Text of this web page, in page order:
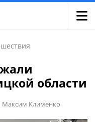
области
Максим Клименко